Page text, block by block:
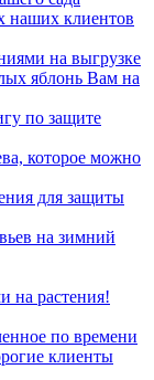
наших клиентов
на выгрузке
яблонь Вам на
по защите
которое можно
для защиты
на зимний
на растения!
по времени
клиенты